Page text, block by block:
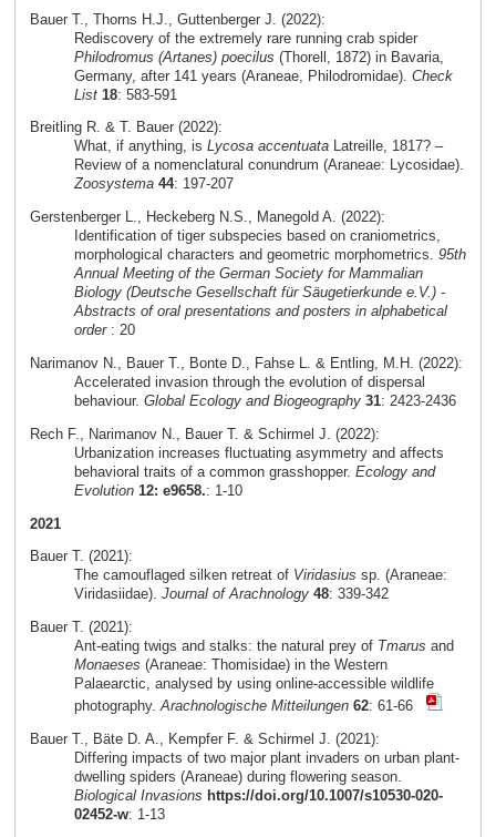
Bauer T., Thorns H.J., Guttenberger J. (2022):
Rediscovery of the extremely rare running crab spider
Philodromus (Artanes) poecilus (Thorell, 1872) in Bavaria,
Germany, after 141 years (Araneae, Philodromidae). Check
List 18: 583-591
Breitling R. & T. Bauer (2022):
What, if anything, is Lycosa accentuataLatreille, 1817? –
Review of a nomenclatural conundrum (Araneae: Lycosidae).
Zoosystema 44: 197-207
Gerstenberger L., Heckeberg N.S., Manegold A. (2022):
Identification of tiger subspecies based on craniometrics,
morphological characters and geometric morphometrics. 95th
Annual Meeting of the German Society for Mammalian
Biology (Deutsche Gesellschaft für Säugetierkunde e.V.) -
Abstracts of oral presentations and posters in alphabetical
order: 20
Narimanov N., Bauer T., Bonte D., Fahse L. & Entling, M.H. (2022):
Accelerated invasion through the evolution of dispersal
behaviour. Global Ecology and Biogeography 31: 2423-2436
Rech F., Narimanov N., Bauer T. & Schirmel J. (2022):
Urbanization increases fluctuating asymmetry and affects
behavioral traits of a common grasshopper. Ecology and
Evolution 12: e9658.: 1-10
2021
Bauer T. (2021):
The camouflaged silken retreat of Viridasius sp. (Araneae:
Viridasiidae). Journal of Arachnology 48: 339-342
Bauer T. (2021):
Ant-eating twigs and stalks: the natural prey of Tmarus and
Monaeses (Araneae: Thomisidae) in the Western
Palaearctic, analysed by using online-accessible wildlife
photography.Arachnologische Mitteilungen 62: 61-66
Bauer T., Bäte D. A., Kempfer F. & Schirmel J. (2021):
Differing impacts of two major plant invaders on urban plant-
dwelling spiders (Araneae) during flowering season.
Biological Invasions https://doi.org/10.1007/s10530-020-
02452-w: 1-13